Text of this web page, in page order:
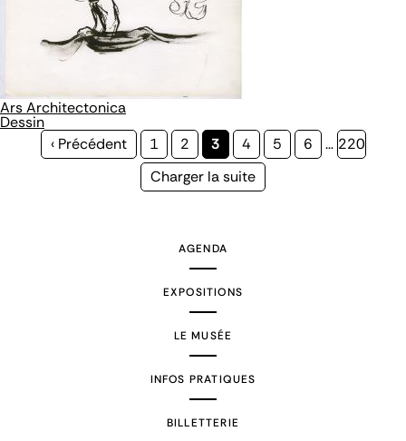
Ars Architectonica
Dessin
Page
‹ Précédent Page
1 Page
2
Page
courante
3 Page
4 Page
5 Page
6 … Page
220
Page
Charger la suite
AGENDA
EXPOSITIONS
LE MUSÉE
INFOS PRATIQUES
BILLETTERIE